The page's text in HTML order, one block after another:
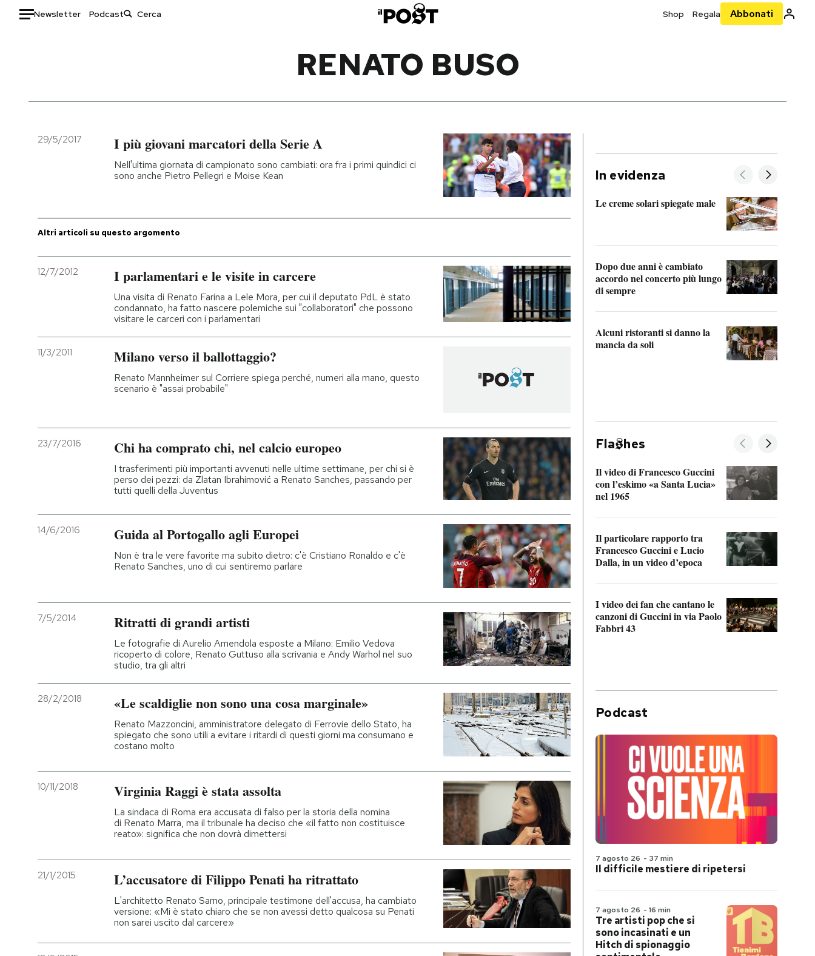
Newsletter Podcast Shop Regala Abbonati
Italia
Politica
Moda
Storie/Idee
Ok Boomer!
NEWSLETTER
AREA PERSONALE
RENATO BUSO
29/5/2017 I più giovani marcatori della Serie A
Nell'ultima giornata di campionato sono cambiati: ora fra i primi quindici ci
sono anche Pietro Pellegri e Moise Kean
Altri articoli su questo argomento
12/7/2012 I parlamentari e le visite in carcere
Una visita di Renato Farina a Lele Mora, per cui il deputato PdL è stato
condannato, ha fatto nascere polemiche sui "collaboratori" che possono
visitare le carceri con i parlamentari
11/3/2011 Milano verso il ballottaggio?
Renato Mannheimer sul Corriere spiega perché, numeri alla mano, questo
scenario è "assai probabile"
23/7/2016 Chi ha comprato chi, nel calcio europeo
I trasferimenti più importanti avvenuti nelle ultime settimane, per chi si è
perso dei pezzi: da Zlatan Ibrahimović a Renato Sanches, passando per
tutti quelli della Juventus
14/6/2016 Guida al Portogallo agli Europei
Non è tra le vere favorite ma subito dietro: c'è Cristiano Ronaldo e c'è
Renato Sanches, uno di cui sentiremo parlare
7/5/2014 Ritratti di grandi artisti
Le fotografie di Aurelio Amendola esposte a Milano: Emilio Vedova
ricoperto di colore, Renato Guttuso alla scrivania e Andy Warhol nel suo
studio, tra gli altri
28/2/2018 «Le scaldiglie non sono una cosa marginale»
Renato Mazzoncini, amministratore delegato di Ferrovie dello Stato, ha
spiegato che sono utili a evitare i ritardi di questi giorni ma consumano e
costano molto
10/11/2018 Virginia Raggi è stata assolta
La sindaca di Roma era accusata di falso per la storia della nomina
di Renato Marra, ma il tribunale ha deciso che «il fatto non costituisce
reato»: significa che non dovrà dimettersi
21/1/2015 L’accusatore di Filippo Penati ha ritrattato
L'architetto Renato Sarno, principale testimone dell'accusa, ha cambiato
versione: «Mi è stato chiaro che se non avessi detto qualcosa su Penati
non sarei uscito dal carcere»
In evidenza
Le creme solari spiegate male
Dopo due anni è cambiato
accordo nel concerto più lungo
di sempre
Alcuni ristoranti si danno la
mancia da soli
Fla hes
Il video di Francesco Guccini
con l’eskimo «a Santa Lucia»
nel 1965
Il particolare rapporto tra
Francesco Guccini e Lucio
Dalla, in un video d’epoca
I video dei fan che cantano le
canzoni di Guccini in via Paolo
Fabbri 43
Podcast
7 agosto 26 - 37 min
Il difficile mestiere di ripetersi
7 agosto 26 - 16 min
Tre artisti pop che si
sono incasinati e un
Hitch di spionaggio